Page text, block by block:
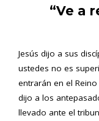
“Ve a
Jesús dijo a sus
ustedes no es
entrarán en el
dijo a los
llevado ante el